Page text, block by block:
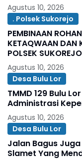
Agustus 10, 2026
. Polsek Sukorejo
PEMBINAAN
KETAQWAAN DAN
POLSEK SUKOREJO
Agustus 10, 2026
Desa Bulu Lor
TMMD 129 Bulu
Administrasi
Agustus 10, 2026
Desa Bulu Lor
Jalan Bagus
Slamet Yang